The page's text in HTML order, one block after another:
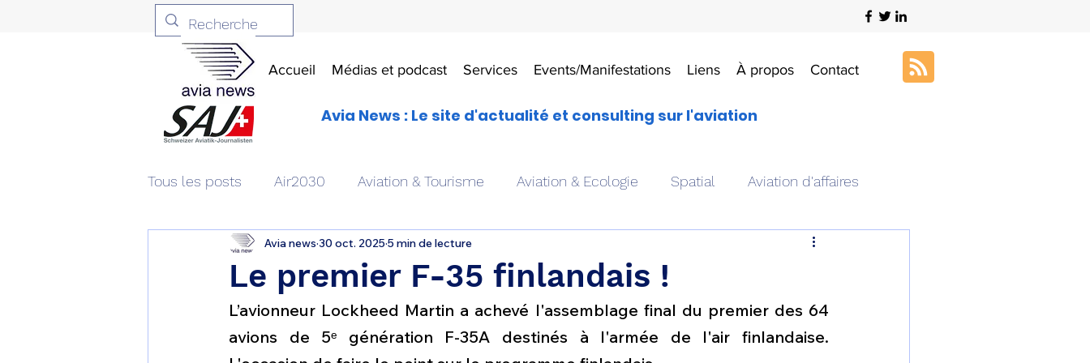
Accueil Médias et podcast Services Events/Manifestations Liens À propos Contact
Avia News : Le site d'actualité et consulting sur l'aviation
Tous les posts Air2030 Aviation & Tourisme Aviation & Ecologie Spatial Aviation d'affaires
Aviation & Défense Livres Drones aériens Art & Aviation
Patrimoine aéronautique Avionique & pilotage Avion expérimental Formation aéronautique
Le premier F-35 finlandais !
Avia news 30 oct. 20255 min de lecture
L’avionneur Lockheed Martin a achevé l'assemblage final du premier des 64
avions de 5ᵉ génération F-35A destinés à l'armée de l'air finlandaise.